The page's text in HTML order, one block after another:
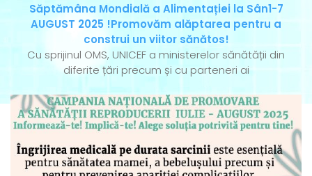
Săptămâna Mondială a Alimentației la Sân1-7
AUGUST 2025 !Promovăm alăptarea pentru a
construi un viitor sănătos!
Cu sprijinul OMS, UNICEF a ministerelor sănătății din
diferite țări precum și cu parteneri ai